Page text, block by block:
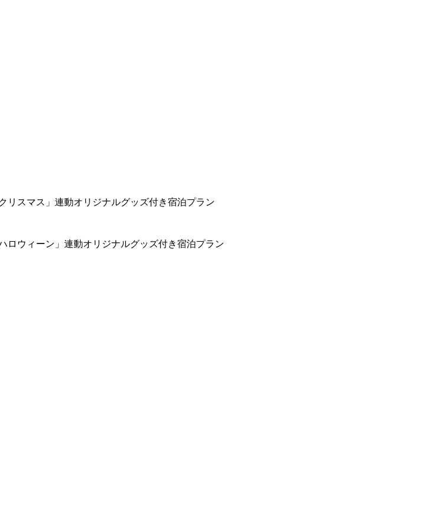
スマス」連動オリジナルグッズ付き宿泊プラン
ウィーン」連動オリジナルグッズ付き宿泊プラン